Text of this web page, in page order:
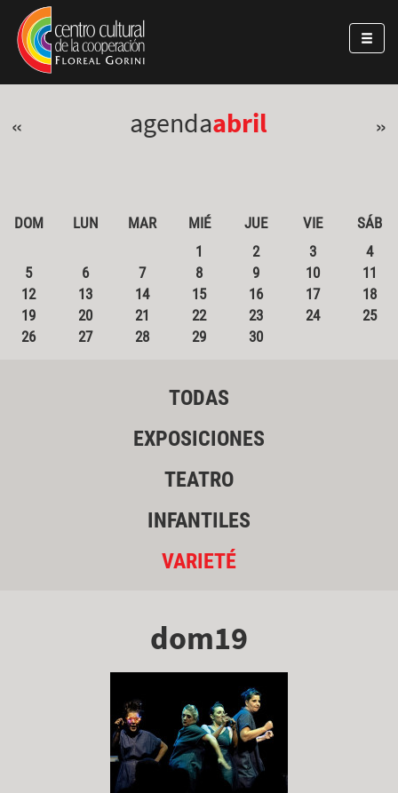
Pasar al contenido principal
Jump to main content
« agendaabril »
DOM LUN MAR MIÉ JUE VIE
SÁB
1
2 3
4
5
6 7 8 9 10
11
12
13 14 15 16 17
18
19
20 21 22 23 24
25
26
27 28 29 30
TODAS
EXPOSICIONES
TEATRO
INFANTILES
VARIETÉ
dom19